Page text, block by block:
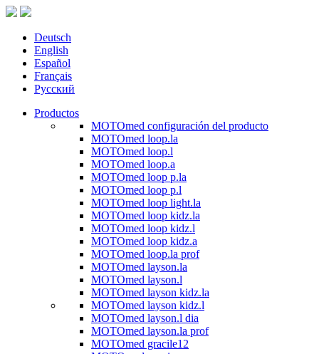
Deutsch
English
Español
Français
Русский
Productos
MOTOmed configuración del producto
MOTOmed loop.la
MOTOmed loop.l
MOTOmed loop.a
MOTOmed loop p.la
MOTOmed loop p.l
MOTOmed loop light.la
MOTOmed loop kidz.la
MOTOmed loop kidz.l
MOTOmed loop kidz.a
MOTOmed loop.la prof
MOTOmed layson.la
MOTOmed layson.l
MOTOmed layson kidz.la
MOTOmed layson kidz.l
MOTOmed layson.l dia
MOTOmed layson.la prof
MOTOmed gracile12